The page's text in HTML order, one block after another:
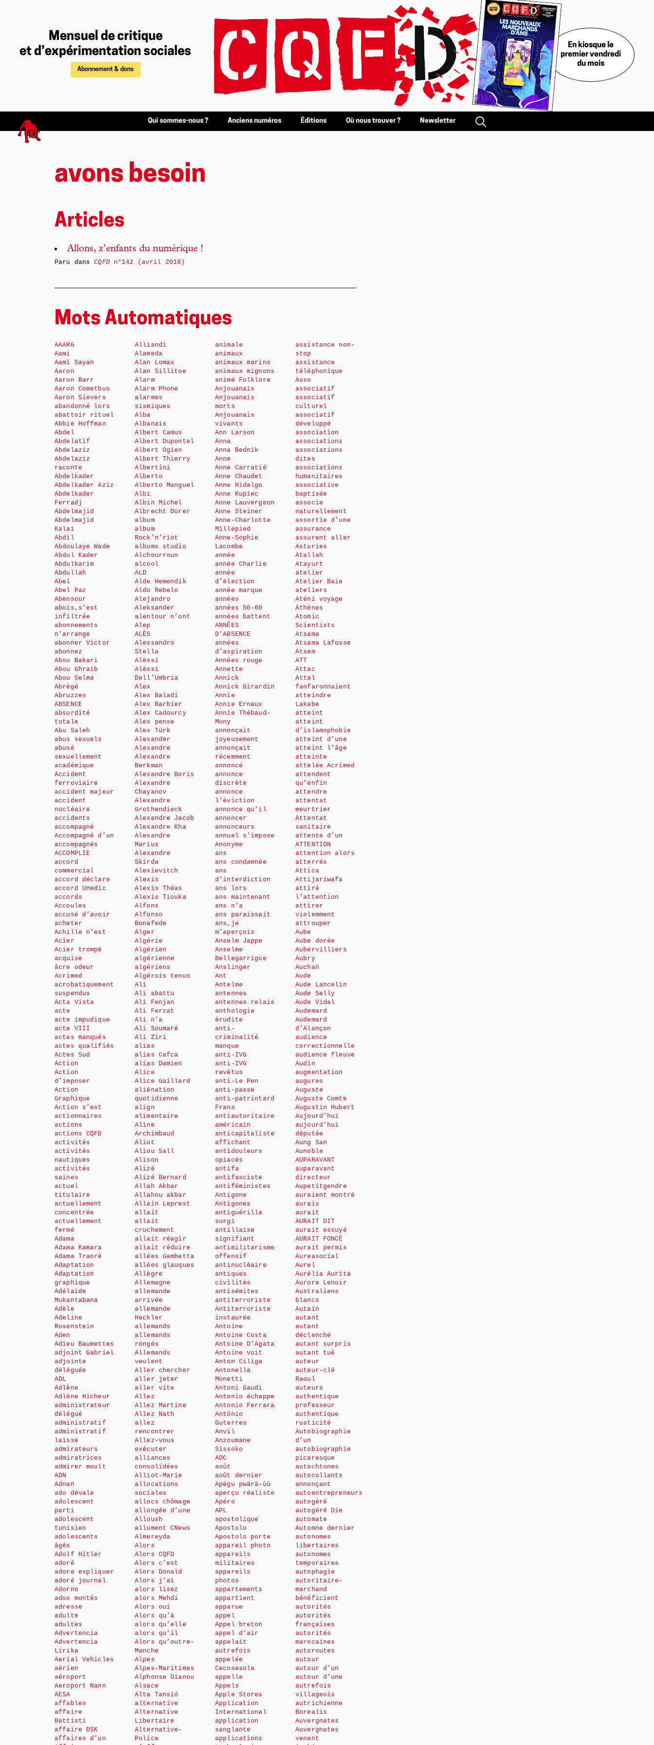
Mensuel de critique
et d’expérimentation sociales
Abonnement & dons
En kiosque le
premier vendredi
du mois
Qui sommes-nous ? Anciens numéros Éditions Où nous trouver ? Newsletter
avons besoin
Articles
Allons, z’enfants du numérique !
Paru dansCQFDn°142 (avril 2016)
Mots Automatiques
AAARG
Aami
Aami Sayan
Aaron
Aaron Barr
Aaron Cometbus
Aaron Sievers
abandonné lors
abattoir rituel
Abbie Hoffman
Abdel
Abdelatif
Abdelaziz
Abdelaziz
raconte
Abdelkader
Abdelkader Aziz
Abdelkader
Ferradj
Abdelmajid
Abdelmajid
Kalai
Abdil
Abdoulaye Wade
Abdul Kader
Abdulkarim
Abdullah
Abel
Abel Paz
Abensour
abois,s’est
infiltrée
abonnements
n’arrange
abonner Victor
abonnez
Abou Bakari
Abou Ghraib
Abou Selma
Abrégé
Abruzzes
ABSENCE
absurdité
totale
Abu Saleh
abus sexuels
abusé
sexuellement
académique
Accident
ferroviaire
accident majeur
accident
nucléaire
accidents
accompagné
Accompagné d’un
accompagnés
ACCOMPLIE
accord
commercial
accord déclare
accord Unedic
accords
Accoules
accusé d’avoir
acheter
Achille n’est
Acier
Acier trompé
acquise
âcre odeur
Acrimed
acrobatiquement
suspendus
Acta Vista
acte
acte impudique
acte VIII
actes manqués
actes qualifiés
Actes Sud
Action
Action
d’imposer
Action
Graphique
Action s’est
actionnaires
actions
actions CQFD
activités
activités
nautiques
activités
saines
actuel
titulaire
actuellement
concentrée
actuellement
fermé
Adama
Adama Kamara
Adama Traoré
Adaptation
Adaptation
graphique
Adélaïde
Mukantabana
Adèle
Adeline
Rosenstein
Aden
Adieu Baumettes
adjoint Gabriel
adjointe
déléguée
ADL
Adlène
Adlène Hicheur
administrateur
délégué
administratif
administratif
laisse
admirateurs
admiratrices
admirer moult
ADN
Adnan
ado dévale
adolescent
parti
adolescent
tunisien
adolescents
âgés
Adolf Hitler
adoré
adore expliquer
adoré journal
Adorno
ados montés
adresse
adulte
adultes
Advertencia
Advertencia
Lirika
Aerial Vehicles
aérien
aéroport
Aeroport Nann
AESA
affables
affaire
Battisti
affaire DSK
affaires d’un
Alliandi
Alameda
Alan Lomax
Alan Sillitoe
Alarm
Alarm Phone
alarmes
sismiques
Alba
Albanais
Albert Camus
Albert Dupontel
Albert Ogien
Albert Thierry
Albertini
Alberto
Alberto Manguel
Albi
Albin Michel
Albrecht Dürer
album
album
Rock’n’riot
albums studio
Alchourroun
alcool
ALD
Alde Hemendik
Aldo Rebelo
Alejandro
Aleksander
alentour n’ont
Alep
ALÈS
Alessandro
Stella
Alèssi
Alèssi
Dell’Umbria
Alex
Alex Baladi
Alex Barbier
Alex Cadourcy
Alex pense
Alex Türk
Alexander
Alexandre
Alexandre
Berkman
Alexandre Boris
Alexandre
Chayanov
Alexandre
Grothendieck
Alexandre Jacob
Alexandre Kha
Alexandre
Marius
Alexandre
Skirda
Alexievitch
Alexis
Alexis Théas
Alexis Tiouka
Alfons
Alfonso
Bonafede
Alger
Algérie
Algérien
algérienne
algériens
Algérois tenus
Ali
Ali abattu
Ali Fenjan
Ali Ferzat
Ali n’a
Ali Soumaré
Ali Ziri
alias
alias Cafca
alias Damien
Alice
Alice Gaillard
aliénation
quotidienne
align
alimentaire
Aline
Archimbaud
Aliot
Aliou Sall
Alison
Alizé
Alizé Bernard
Allah Akbar
Allahou akbar
Allain Leprest
allait
allait
cruchement
allait réagir
allait réduire
allées Gambetta
allées glauques
Allègre
Allemagne
allemande
arrivée
allemande
Heckler
allemands
allemands
rongés
Allemands
veulent
Aller chercher
aller jeter
aller vite
Allez
Allez Martine
Allez Nath
allez
rencontrer
Allez-vous
exécuter
alliances
consolidées
Alliot-Marie
allocations
sociales
allocs chômage
allongée d’une
Alloush
allument CNews
Almereyda
Alors
Alors CQFD
Alors c’est
Alors Donald
Alors j’ai
alors lisez
alors Mehdi
Alors oui
Alors qu’à
alors qu’elle
alors qu’il
Alors qu’outre-
Manche
Alpes
Alpes-Maritimes
Alphonse Dianou
Alsace
Alta Tansió
alternative
Alternative
Libertaire
Alternative-
Police
animale
animaux
animaux marins
animaux mignons
animé Folklore
Anjouanais
Anjouanais
morts
Anjouanais
vivants
Ann Larson
Anna
Anna Bednik
Anne
Anne Carratié
Anne Chaudet
Anne Hidalgo
Anne Kupiec
Anne Lauvergeon
Anne Steiner
Anne-Charlotte
Millepied
Anne-Sophie
Lacombe
année
année Charlie
année
d’élection
année marque
années
années 50-60
années battent
ANNÉES
D’ABSENCE
années
d’aspiration
Années rouge
Annette
Annick
Annick Girardin
Annie
Annie Ernaux
Annie Thébaud-
Mony
annonçait
joyeusement
annonçait
récemment
annoncé
annonce
discrète
annonce
l’éviction
annonce qu’il
annoncer
annonceurs
annuel s’impose
Anonyme
ans
ans condamnée
ans
d’interdiction
ans lors
ans maintenant
ans n’a
ans paraissait
ans,je
m’aperçois
Anselm Jappe
Anselme
Bellegarrigue
Anslinger
Ant
Antelme
antennes
antennes relais
anthologie
érudite
anti-
criminalité
manque
anti-IVG
anti-IVG
revêtus
anti-Le Pen
anti-passe
anti-patriotard
Frans
antiautoritaire
américain
anticapitaliste
affichant
antidouleurs
opiacés
antifa
antifasciste
antiféministes
Antigone
Antigones
antiguérilla
surgi
antillaise
signifiant
antimilitarisme
offensif
antinucléaire
antiques
civilités
antisémites
antiterroriste
Antiterroriste
instaurée
Antoine
Antoine Costa
Antoine D’Agata
Antoine voit
Anton Ciliga
Antonella
Monetti
Antoni Gaudi
Antonio échappe
Antonio Ferrara
António
Guterres
Anvil
Anzoumane
Sissoko
AOC
août
août dernier
Apégu pwärä-ùù
aperçu réaliste
Apéro
APL
apostolique
Apostolo
Apostolo porte
appareil photo
appareils
militaires
appareils
photos
appartements
appartient
apparue
appel
Appel breton
appel d’air
appelait
autrefois
appelée
Cecosesola
appelle
Appels
Apple Stores
Application
International
application
sanglante
applications
assistance non-
stop
assistance
téléphonique
Asso
associatif
associatif
culturel
associatif
développé
association
associations
associations
dites
associations
humanitaires
associative
baptisée
associe
naturellement
assortie d’une
assurance
assurent aller
Asturies
Atallah
Atayurt
atelier
Atelier Baie
ateliers
Aténi voyage
Athènes
Atomic
Scientists
Atsama
Atsama Lafosse
Atsem
ATT
Attac
Attal
fanfaronnaient
atteindre
Lakabe
atteint
atteint
d’islamophobie
atteint d’une
atteint l’âge
atteinte
attelée Acrimed
attendent
qu’enfin
attendre
attentat
meurtrier
Attentat
sanitaire
attente d’un
ATTENTION
attention alors
atterrés
Attica
Attijariwafa
attiré
l’attention
attirer
violemment
attrouper
Aube
Aube dorée
Aubervilliers
Aubry
Auchan
Aude
Aude Lancelin
Aude Selly
Aude Vidal
Audemard
Audemard
d’Alançon
audience
correctionnelle
audience fleuve
Audin
augmentation
augures
Auguste
Auguste Comte
Augustin Hubert
Aujourd’hui
aujourd’hui
députée
Aung San
Aunoble
AUPARAVANT
auparavant
directeur
Aupetitgendre
auraient montré
aurais
aurait
AURAIT DIT
aurait essuyé
AURAIT FONCÉ
aurait permis
Aureasocial
Aurel
Aurélia Aurita
Aurore Lenoir
Australiens
blancs
Autain
autant
autant
déclenché
autant surpris
autant tué
auteur
auteur-clé
Raoul
auteurs
authentique
professeur
authentique
rusticité
Autobiographie
d’un
autobiographie
picaresque
autochtones
autocollants
annonçant
autoentrepreneurs
autogéré
autogéré Die
automate
Automne dernier
autonomes
libertaires
autonomes
temporaires
autophagie
autoritaire-
marchand
bénéficient
autorités
autorités
françaises
autorités
marocaines
autoroutes
autour
autour d’un
autour d’une
autrefois
villageois
autrichienne
Borealis
Auvergnates
Auvergnates
venant